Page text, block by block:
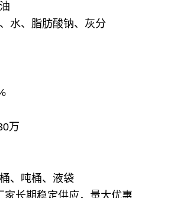
水、脂肪酸钠、灰分
万
、吨桶、液袋
家长期稳定供应，量大优惠